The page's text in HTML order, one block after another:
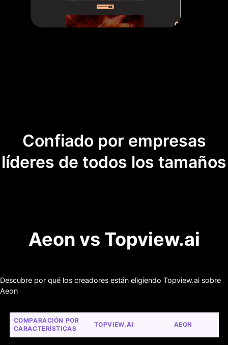
Confiado por empresas
líderes de todos los tamaños
Aeon vs Topview.ai
Descubre por qué los creadores están eligiendo Topview.ai sobre
Aeon
COMPARACIÓN POR
CARACTERÍSTICAS
TOPVIEW.AI AEON